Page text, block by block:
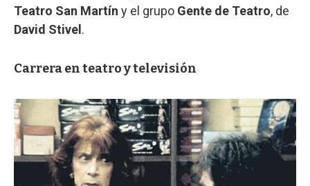
Teatro San Martín y el grupo Gente de Teatro, de
David Stivel .
Carrera en teatro y televisión